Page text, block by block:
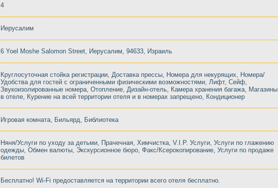
4
Иерусалим
6 Yoel Moshe Salomon Street, Иерусалим, 94633, Израиль
Круглосуточная стойка регистрации, Доставка прессы, Номера для некурящих, Номера/
Удобства для гостей с ограниченными физическими возможностями, Лифт, Сейф,
Звукоизолированные номера, Отопление, Дизайн-отель, Камера хранения багажа, Магазины
в отеле, Курение на всей территории отеля и в номерах запрещено, Кондиционер
Игровая комната, Бильярд, Библиотека
Няня/Услуги по уходу за детьми, Прачечная, Химчистка, V.I.P. Услуги, Услуги по глажению
одежды, Обмен валюты, Экскурсионное бюро, Факс/Ксерокопирование, Услуги по продаже
билетов
Бесплатно! Wi-Fi предоставляется на территории всего отеля бесплатно.